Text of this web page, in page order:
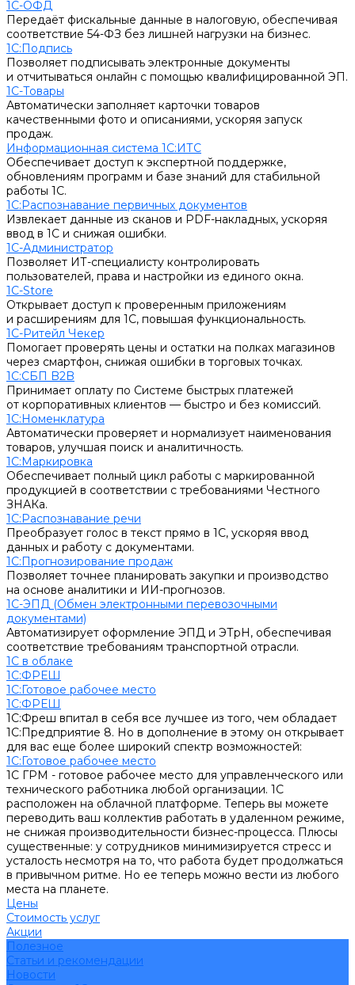
1С-ОФД
Передаёт фискальные данные в налоговую, обеспечивая
соответствие 54-ФЗ без лишней нагрузки на бизнес.
1С:Подпись
Позволяет подписывать электронные документы
и отчитываться онлайн с помощью квалифицированной ЭП.
1С-Товары
Автоматически заполняет карточки товаров
качественными фото и описаниями, ускоряя запуск
продаж.
Информационная система 1С:ИТС
Обеспечивает доступ к экспертной поддержке,
обновлениям программ и базе знаний для стабильной
работы 1С.
1С:Распознавание первичных документов
Извлекает данные из сканов и PDF-накладных, ускоряя
ввод в 1С и снижая ошибки.
1С-Администратор
Позволяет ИТ-специалисту контролировать
пользователей, права и настройки из единого окна.
1С-Store
Открывает доступ к проверенным приложениям
и расширениям для 1С, повышая функциональность.
1С-Ритейл Чекер
Помогает проверять цены и остатки на полках магазинов
через смартфон, снижая ошибки в торговых точках.
1С:СБП B2B
Принимает оплату по Системе быстрых платежей
от корпоративных клиентов — быстро и без комиссий.
1С:Номенклатура
Автоматически проверяет и нормализует наименования
товаров, улучшая поиск и аналитичность.
1С:Маркировка
Обеспечивает полный цикл работы с маркированной
продукцией в соответствии с требованиями Честного
ЗНАКа.
1С:Распознавание речи
Преобразует голос в текст прямо в 1С, ускоряя ввод
данных и работу с документами.
1С:Прогнозирование продаж
Позволяет точнее планировать закупки и производство
на основе аналитики и ИИ-прогнозов.
1С-ЭПД (Обмен электронными перевозочными
документами)
Автоматизирует оформление ЭПД и ЭТрН, обеспечивая
соответствие требованиям транспортной отрасли.
1С в облаке
1С:ФРЕШ
1C:Готовое рабочее место
1С:ФРЕШ
1С:Фреш впитал в себя все лучшее из того, чем обладает
1С:Предприятие 8. Но в дополнение в этому он открывает
для вас еще более широкий спектр возможностей:
1C:Готовое рабочее место
1С ГРМ - готовое рабочее место для управленческого или
технического работника любой организации. 1С
расположен на облачной платформе. Теперь вы можете
переводить ваш коллектив работать в удаленном режиме,
не снижая производительности бизнес-процесса. Плюсы
существенные: у сотрудников минимизируется стресс и
усталость несмотря на то, что работа будет продолжаться
в привычном ритме. Но ее теперь можно вести из любого
места на планете.
Цены
Стоимость услуг
Акции
Полезное
Cтатьи и рекомендации
Новости